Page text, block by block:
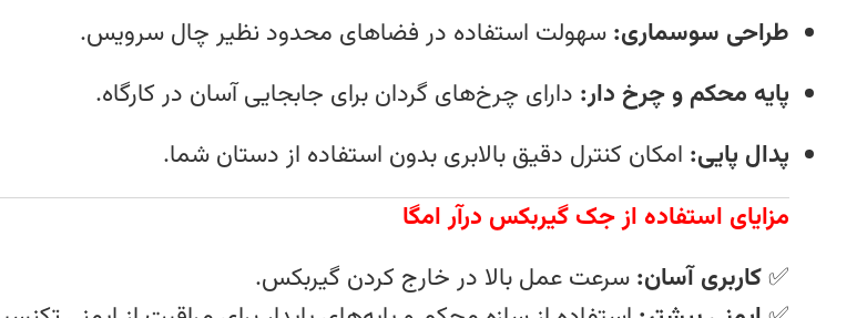
طراحی سوسماری: سهولت استفاده در فضاهای محدود نظیر چال سرویس.
پایه محکم و چرخ‌ دار: دارای چرخ‌های گردان برای جابجایی آسان در کارگاه.
پدال پایی: امکان کنترل دقیق بالابری بدون استفاده از دستان شما.
مزایای استفاده از جک گیربکس درآر امگا
✅کاربری آسان: سرعت عمل بالا در خارج کردن گیربکس.